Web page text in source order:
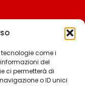
tecnologie come i
del
ci permetterà di
o ID unici